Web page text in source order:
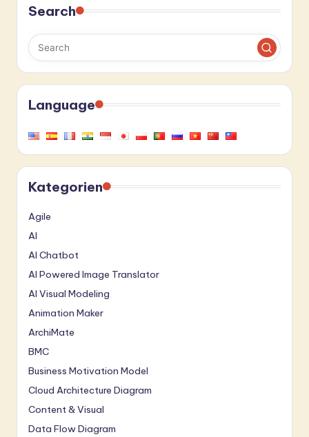
Search
Language
Kategorien
Agile
AI
AI Chatbot
AI Powered Image Translator
AI Visual Modeling
Animation Maker
ArchiMate
BMC
Business Motivation Model
Cloud Architecture Diagram
Content & Visual
Data Flow Diagram